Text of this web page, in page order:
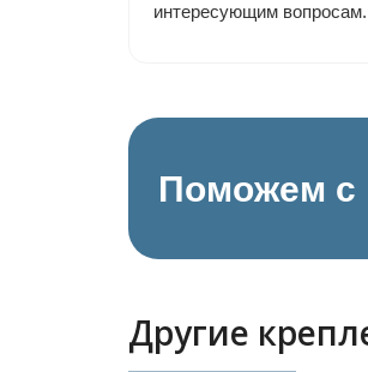
интересующим вопросам.
Поможем с
Другие